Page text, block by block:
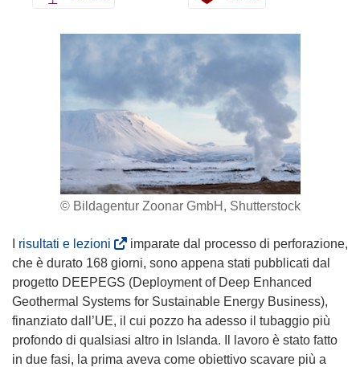
© Bildagentur Zoonar GmbH, Shutterstock
risultati e lezioni
s
i
a
p
r
e
imparate dal processo di perforazione,
che è durato 168 giorni, sono appena stati pubblicati dal
progetto DEEPEGS (Deployment of Deep Enhanced
Geothermal Systems for Sustainable Energy Business),
finanziato dall’UE, il cui pozzo ha adesso il tubaggio più
profondo di qualsiasi altro in Islanda. Il lavoro è stato fatto
in due fasi, la prima aveva come obiettivo scavare più a